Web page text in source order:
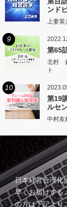
ンド
上妻
9
第65
北村
ト
10
第19
ルセ
中村友
日本経営合理化
早くお届けする
の方は下記より